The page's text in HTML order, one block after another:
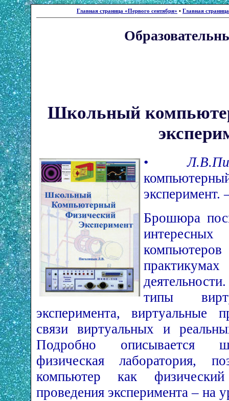
Главная страница «Первого сентября» • Главная
Школьный
•
Брошюра
типы
эксперимента, виртуальные
связи виртуальных и
Подробно описывается
физическая лаборатория,
компьютер как
проведения эксперимента – на